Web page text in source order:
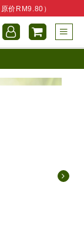
价RM9.80）